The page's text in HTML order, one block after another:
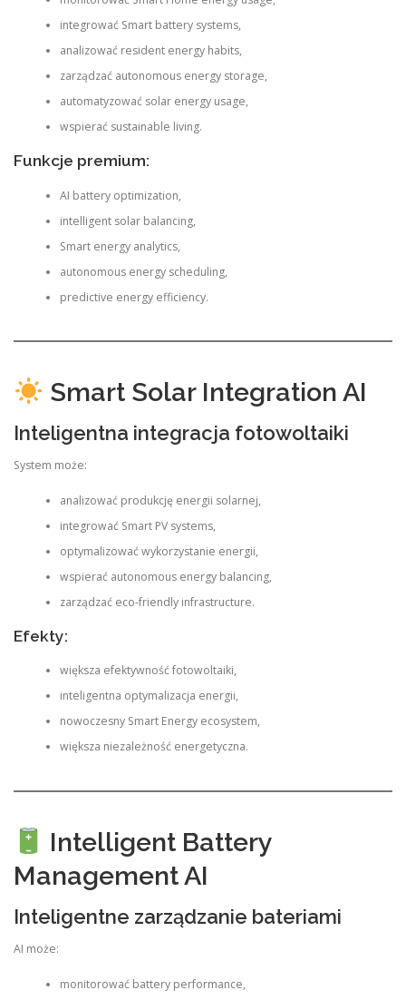
integrować Smart battery systems,
analizować resident energy habits,
zarządzać autonomous energy storage,
automatyzować solar energy usage,
wspierać sustainable living.
Funkcje premium:
AI battery optimization,
intelligent solar balancing,
Smart energy analytics,
autonomous energy scheduling,
predictive energy efficiency.
Smart Solar Integration AI
Inteligentna integracja fotowoltaiki
System może:
analizować produkcję energii solarnej,
integrować Smart PV systems,
optymalizować wykorzystanie energii,
wspierać autonomous energy balancing,
zarządzać eco-friendly infrastructure.
Efekty:
większa efektywność fotowoltaiki,
inteligentna optymalizacja energii,
nowoczesny Smart Energy ecosystem,
większa niezależność energetyczna.
Intelligent Battery
Management AI
Inteligentne zarządzanie bateriami
AI może:
monitorować battery performance,